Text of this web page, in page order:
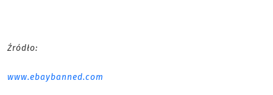
Źródło:
www.ebaybanned.com